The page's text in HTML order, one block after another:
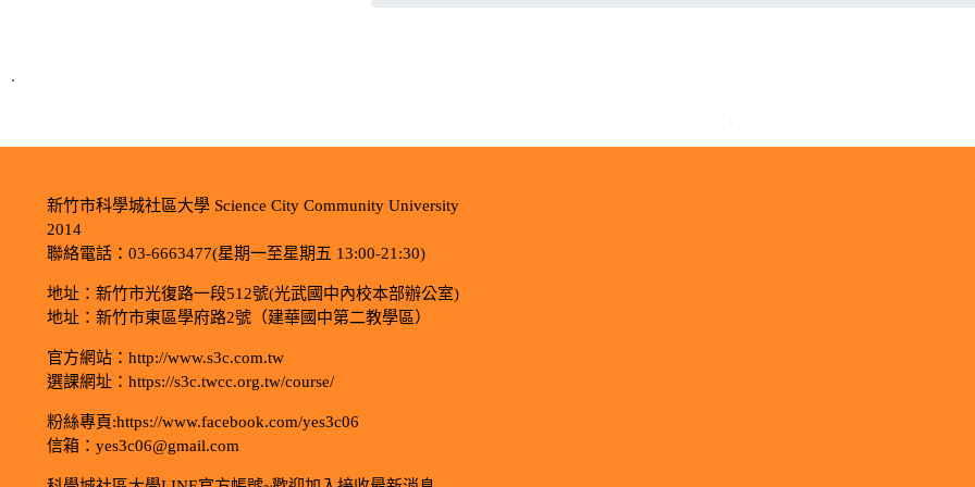
.
新竹市科學城社區大學 Science City Community University
2014
聯絡電話：03-6663477(星期一至星期五 13:00-21:30)
地址：新竹市光復路一段512號(光武國中內校本部辦公室)
地址：新竹市東區學府路2號（建華國中第二教學區）
官方網站：http://www.s3c.com.tw
選課網址：https://s3c.twcc.org.tw/course/
粉絲專頁:https://www.facebook.com/yes3c06
信箱：yes3c06@gmail.com